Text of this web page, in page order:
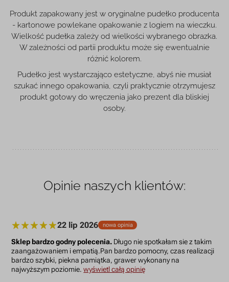
Produkt zapakowany jest w oryginalne pudełko producenta
- kartonowe powlekane opakowanie z logiem na wieczku.
Wielkość pudełka zależy od wielkości wybranego obrazka.
W zależności od partii produktu może się ewentualnie
różnić kolorem.
Pudełko jest wystarczająco estetyczne, abyś nie musiał
szukać innego opakowania, czyli praktycznie otrzymujesz
produkt gotowy do wręczenia jako prezent dla bliskiej
osoby.
Opinie naszych klientów:
22 lip 2026 nowa opinia
Sklep bardzo godny polecenia. Długo nie spotkałam sie z takim
zaangażowaniem i empatią.Pan bardzo pomocny, czas realizacji
bardzo szybki, piekna pamiątka, grawer wykonany na
najwyższym poziomie.wyświetl całą opinię